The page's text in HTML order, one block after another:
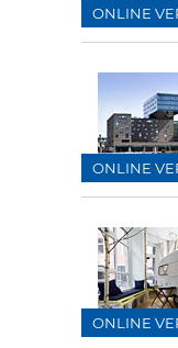
ONLINE
ONLINE
ONLINE